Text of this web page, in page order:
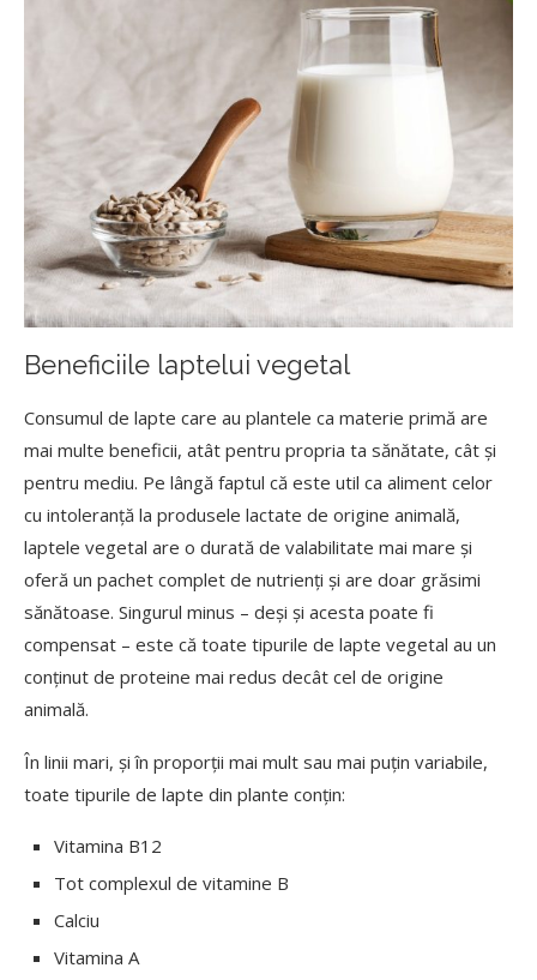
Beneficiile laptelui vegetal
Consumul de lapte care au plantele ca materie primă are
mai multe beneficii, atât pentru propria ta sănătate, cât și
pentru mediu. Pe lângă faptul că este util ca aliment celor
cu intoleranță la produsele lactate de origine animală,
laptele vegetal are o durată de valabilitate mai mare și
oferă un pachet complet de nutrienți și are doar grăsimi
sănătoase. Singurul minus – deși și acesta poate fi
compensat – este că toate tipurile de lapte vegetal au un
conținut de proteine mai redus decât cel de origine
animală.
În linii mari, și în proporții mai mult sau mai puțin variabile,
toate tipurile de lapte din plante conțin:
Vitamina B12
Tot complexul de vitamine B
Calciu
Vitamina A